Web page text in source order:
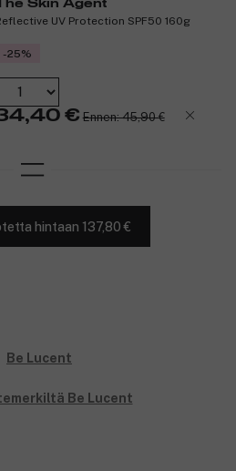
The Skin Agent
UV Protection SPF50 160g
-25%
€ Ennen: 45,90 €
hintaan 137,80 €
Be Lucent